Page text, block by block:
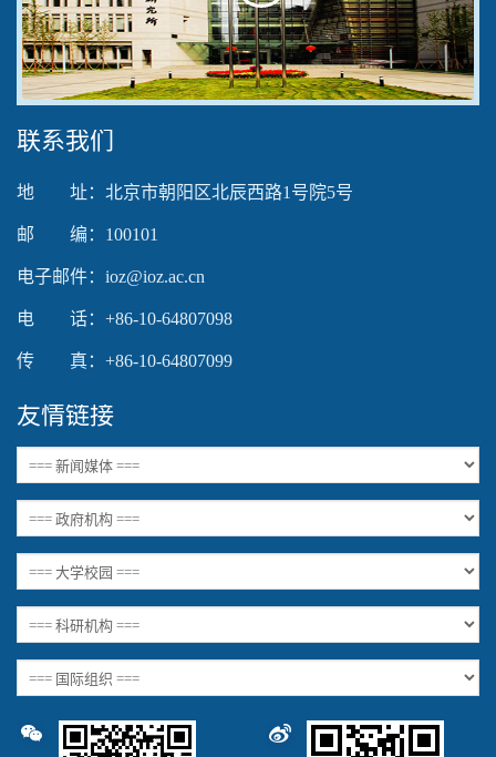
Video
联系我们
地 址：北京市朝阳区北辰西路1号院5号
邮 编：100101
电子邮件：ioz@ioz.ac.cn
电 话：+86-10-64807098
传 真：+86-10-64807099
友情链接